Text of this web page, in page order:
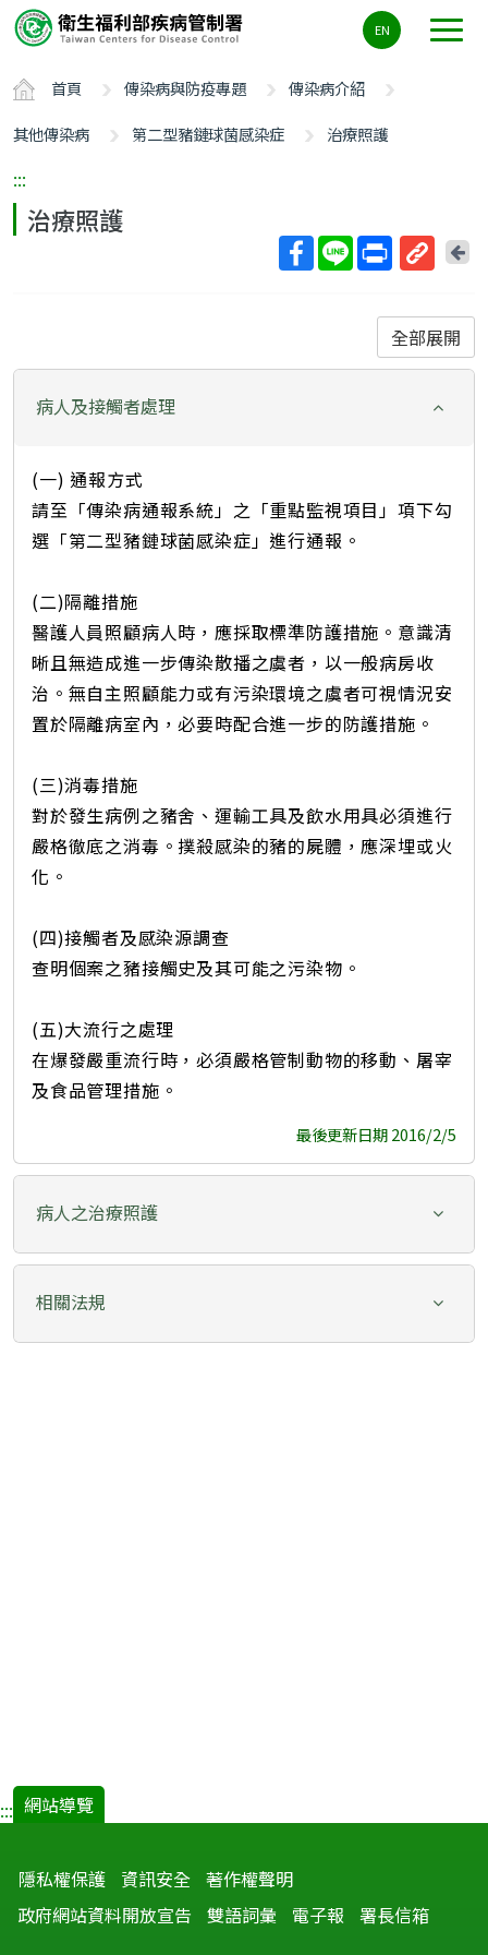
要
容
ALT+C
EN
首頁 傳染病與防疫專題
傳染病介紹
其他傳染病
第二型豬鏈球菌感染症 治療照護
:::
治療照護
短
網
回
全部展開
病人及接觸者處理
(一) 通報方式
請至「傳染病通報系統」之「重點監視項目」項下勾
選「第二型豬鏈球菌感染症」進行通報。
(二)隔離措施
醫護人員照顧病人時，應採取標準防護措施。意識清
晰且無造成進一步傳染散播之虞者，以一般病房收
治。無自主照顧能力或有污染環境之虞者可視情況安
置於隔離病室內，必要時配合進一步的防護措施。
(三)消毒措施
對於發生病例之豬舍、運輸工具及飲水用具必須進行
嚴格徹底之消毒。撲殺感染的豬的屍體，應深埋或火
化。
(四)接觸者及感染源調查
查明個案之豬接觸史及其可能之污染物。
(五)大流行之處理
在爆發嚴重流行時，必須嚴格管制動物的移動、屠宰
及食品管理措施。
最後更新日期 2016/2/5
病人之治療照護
相關法規
::: 網站導覽
隱私權保護 資訊安全 著作權聲明
政府網站資料開放宣告
雙語詞彙 電子報 署長信箱